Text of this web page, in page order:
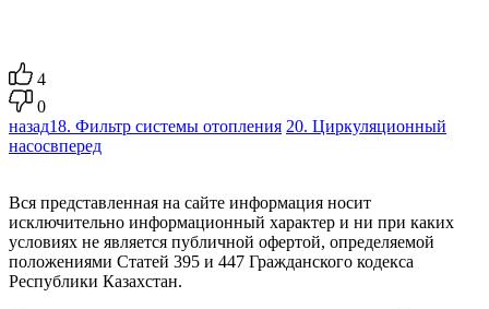
4
0
назад18. Фильтр системы отопления 20. Циркуляционный
насосвперед
Вся представленная на сайте информация носит
исключительно информационный характер и ни при каких
условиях не является публичной офертой, определяемой
положениями Статей 395 и 447 Гражданского кодекса
Республики Казахстан.